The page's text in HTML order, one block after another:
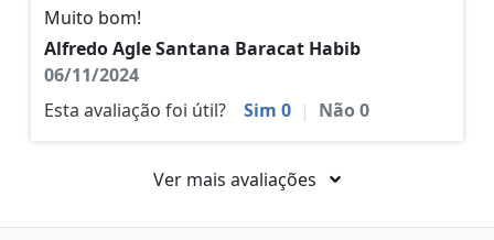
Muito bom!
Alfredo Agle Santana Baracat Habib
06/11/2024
Esta avaliação foi útil?
Sim 0 | Não0
Ver mais avaliações